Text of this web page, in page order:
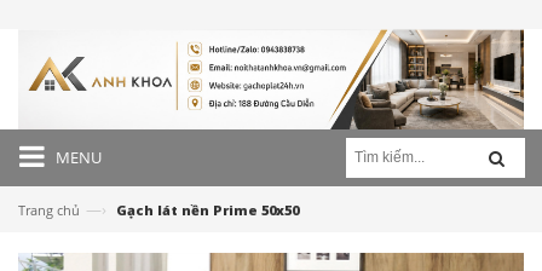
MENU
Trang chủ —› Gạch lát nền Prime 50x50